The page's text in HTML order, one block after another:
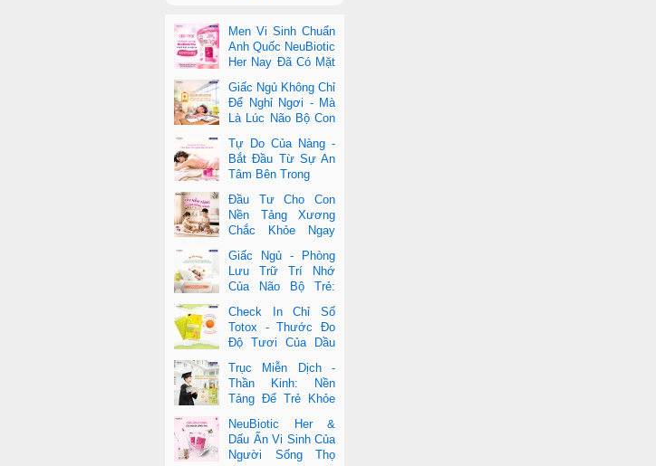
Men Vi Sinh Chuẩn
Anh Quốc NeuBiotic
Her Nay Đã Có Mặt
Quốc
Giấc Ngủ Không Chỉ
Để Nghỉ Ngơi - Mà
Là Lúc Não Bộ Con
Tự Do Của Nàng -
Bắt Đầu Từ Sự An
Tâm Bên Trong
Đầu Tư Cho Con
Nền Tảng Xương
Chắc Khỏe Ngay
Giấc Ngủ - Phòng
Lưu Trữ Trí Nhớ
Của Não Bộ Trẻ:
Của DHA Và Vi ChấtCheck In Chỉ Số
Totox - Thước Đo
Độ Tươi Của Dầu
Trục Miễn Dịch -
Thần Kinh: Nền
Tảng Để Trẻ Khỏe
Vượt Trội
NeuBiotic Her &
Dấu Ấn Vi Sinh Của
Người Sống Thọ